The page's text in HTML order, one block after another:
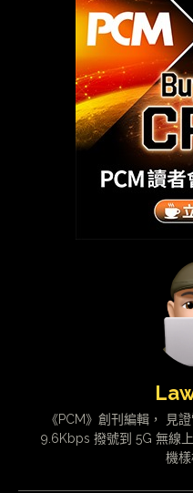
《PCM》創刊編輯， 見
9.6Kbps 撥號到 5G 無線
機樣